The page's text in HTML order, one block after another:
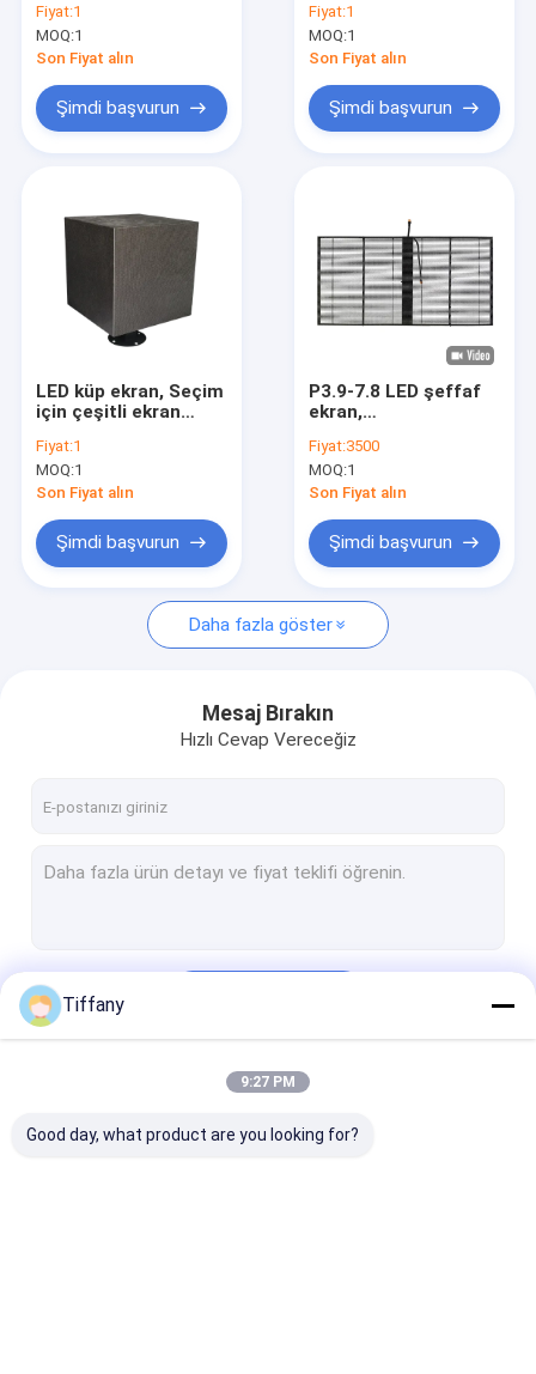
Ürünler
Hakkımızda
Bize Ulaşın
Haberler
Kavisli LED Ekran
Küçük Piksel LED Ekran
Düğün LED Ekran
LED ekran
Fiyat:1
MOQ:1
Son Fiyat alın
Şimdi başvurun
entegre makine
Fiyat:1
MOQ:1
Son Fiyat alın
Şimdi başvurun
LED küp ekran, Seçim
için çeşitli ekran
seçenekleri
mevcuttur.
Fiyat:1
MOQ:1
Son Fiyat alın
Şimdi başvurun
P3.9-7.8 LED şeffaf
ekran,
boyutlar, yüksek
yenileme hızı ve
geniş görüş açısı ile
için
Fiyat:3500
MOQ:1
Son Fiyat alın
Şimdi başvurun
Daha fazla göster
Mesaj Bırakın
Hızlı Cevap Vereceğiz
Tiffany
9:27 PM
Good day, what product are you looking for?